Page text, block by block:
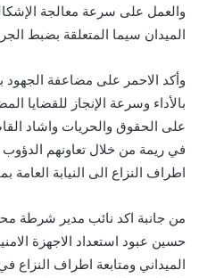
والعمل على سرعة معالجة
الميدان سيما المتعلقة بضبط
وأكد الاحمر على مضاعفة الجهود
بالأداء وسرعة الإنجاز للقضايا
على الحقوق والحريات واشاد
في ريمة من خلال تعاونهم
اطراف النزاع الى النيابة
من جانبة اكد نائب مدير شرطة
حسين عبود استعداد الاجهزة
الميداني ومتابعة اطراف